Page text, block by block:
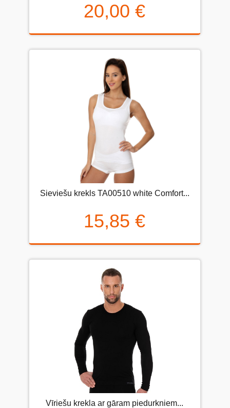
20,00 €
Sieviešu krekls TA00510 white Comfort...
15,85 €
Vīriešu krekla ar gāram piedurkniem...